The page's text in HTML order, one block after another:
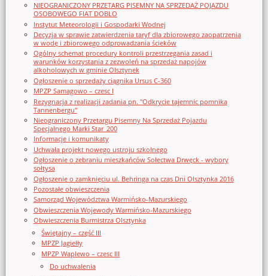
NIEOGRANICZONY PRZETARG PISEMNY NA SPRZEDAŻ POJAZDU
OSOBOWEGO FIAT DOBLO
Instytut Meteorologii i Gospodarki Wodnej
Decyzja w sprawie zatwierdzenia taryf dla zbiorowego zaopatrzenia
w wodę i zbiorowego odprowadzania ścieków
Ogólny schemat procedury kontroli przestrzegania zasad i
warunków korzystania z zezwoleń na sprzedaż napojów
alkoholowych w gminie Olsztynek
Ogłoszenie o sprzedaży ciągnika Ursus C-360
MPZP Samagowo – czesc I
Rezygnacja z realizacji zadania pn. "Odkrycie tajemnic pomnika
Tannenbergu"
Nieograniczony Przetargu Pisemny Na Sprzedaż Pojazdu
Specjalnego Marki Star_200
Informacje i komunikaty
Uchwała projekt nowego ustroju szkolnego
Ogłoszenie o zebraniu mieszkańców Sołectwa Drwęck - wybory
sołtysa
Ogłoszenie o zamknięciu ul. Behringa na czas Dni Olsztynka 2016
Pozostałe obwieszczenia
Samorząd Województwa Warmińsko-Mazurskiego
Obwieszczenia Wojewody Warmińsko-Mazurskiego
Obwieszczenia Burmistrza Olsztynka
Świętajny – część III
MPZP Jagiełły
MPZP Waplewo – czesc III
Do uchwalenia